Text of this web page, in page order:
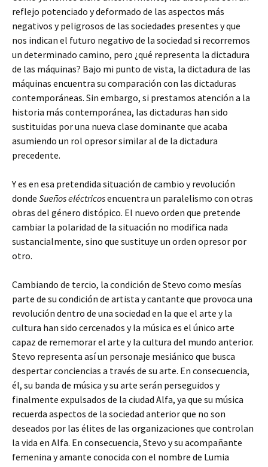
reflejo potenciado y deformado de las aspectos más
negativos y peligrosos de las sociedades presentes y que
nos indican el futuro negativo de la sociedad si recorremos
un determinado camino, pero ¿qué representa la dictadura
de las máquinas? Bajo mi punto de vista, la dictadura de las
máquinas encuentra su comparación con las dictaduras
contemporáneas. Sin embargo, si prestamos atención a la
historia más contemporánea, las dictaduras han sido
sustituidas por una nueva clase dominante que acaba
asumiendo un rol opresor similar al de la dictadura
precedente.
Y es en esa pretendida situación de cambio y revolución
donde Sueños eléctricosencuentra un paralelismo con otras
obras del género distópico. El nuevo orden que pretende
cambiar la polaridad de la situación no modifica nada
sustancialmente, sino que sustituye un orden opresor por
otro.
Cambiando de tercio, la condición de Stevo como mesías
parte de su condición de artista y cantante que provoca una
revolución dentro de una sociedad en la que el arte y la
cultura han sido cercenados y la música es el único arte
capaz de rememorar el arte y la cultura del mundo anterior.
Stevo representa así un personaje mesiánico que busca
despertar conciencias a través de su arte. En consecuencia,
él, su banda de música y su arte serán perseguidos y
finalmente expulsados de la ciudad Alfa, ya que su música
recuerda aspectos de la sociedad anterior que no son
deseados por las élites de las organizaciones que controlan
la vida en Alfa. En consecuencia, Stevo y su acompañante
femenina y amante conocida con el nombre de Lumia